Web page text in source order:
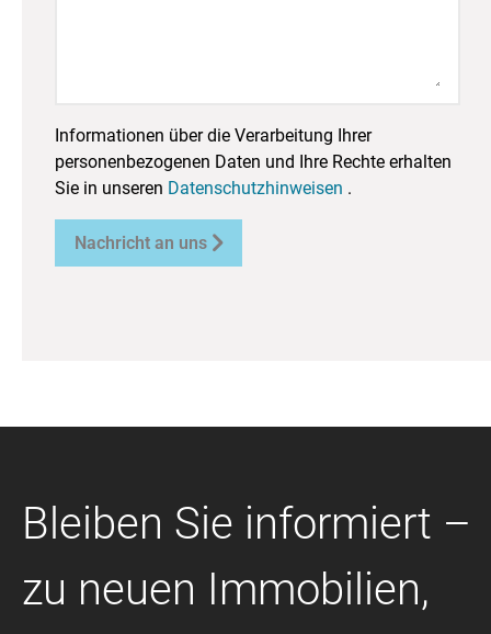
Informationen über die Verarbeitung Ihrer
personenbezogenen Daten und Ihre Rechte erhalten
Sie in unseren Datenschutzhinweisen .
Nachricht an uns 
Bleiben Sie informiert –
zu neuen Immobilien,